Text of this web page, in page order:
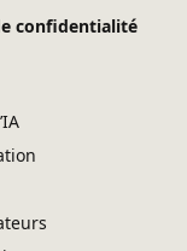
confidentialité